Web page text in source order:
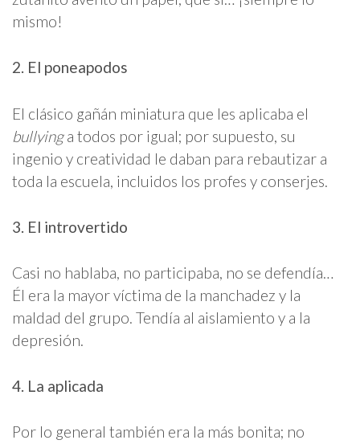
mismo!
2. El poneapodos
El clásico gañán miniatura que les aplicaba el
bullyinga todos por igual; por supuesto, su
ingenio y creatividad le daban para rebautizar a
toda la escuela, incluidos los profes y conserjes.
3. El introvertido
Casi no hablaba, no participaba, no se defendía…
Él era la mayor víctima de la manchadez y la
maldad del grupo. Tendía al aislamiento y a la
depresión.
4. La aplicada
Por lo general también era la más bonita; no